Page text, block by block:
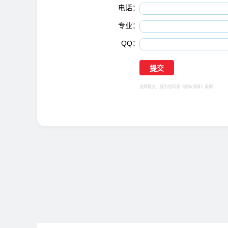
电话：
专业：
QQ：
选择提交，视为您同意 《隐私保障》 条例